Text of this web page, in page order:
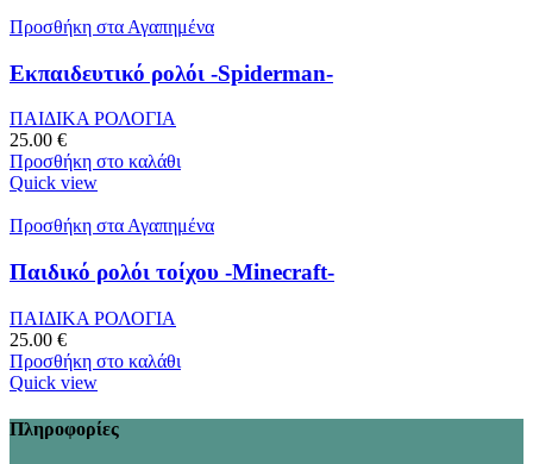
Προσθήκη στα Αγαπημένα
Εκπαιδευτικό ρολόι -Spiderman-
ΠΑΙΔΙΚΑ ΡΟΛΟΓΙΑ
25.00 €
Προσθήκη στο καλάθι
Quick view
Προσθήκη στα Αγαπημένα
Παιδικό ρολόι τοίχου -Minecraft-
ΠΑΙΔΙΚΑ ΡΟΛΟΓΙΑ
25.00 €
Προσθήκη στο καλάθι
Quick view
Πληροφορίες